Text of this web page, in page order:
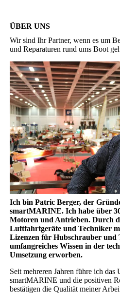
ÜBER UNS
Wir sind Ihr Partner, wenn es um
und Reparaturen rund ums Boot
Ich bin Patric Berger, der
smartMARINE. Ich habe über
Motoren und Antrieben. Durch
Luftfahrtgeräte und Techniker
Lizenzen für Hubschrauber und
umfangreiches Wissen in der
Umsetzung erworben.
Seit mehreren Jahren führe ich das
smartMARINE und die positiven
bestätigen die Qualität meiner